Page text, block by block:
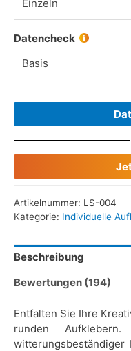
Einzeln
Datencheck
Basis
Artikelnummer: LS-004
Kategorie: Individuelle
Beschreibung
Bewertungen (194)
Entfalten Sie Ihre
runden